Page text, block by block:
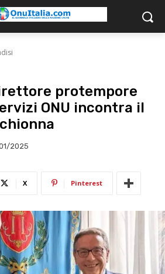
protempore
ONU incontra il
2025
X Pinterest